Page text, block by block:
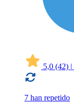
5,0 (42) |
7 han repetido